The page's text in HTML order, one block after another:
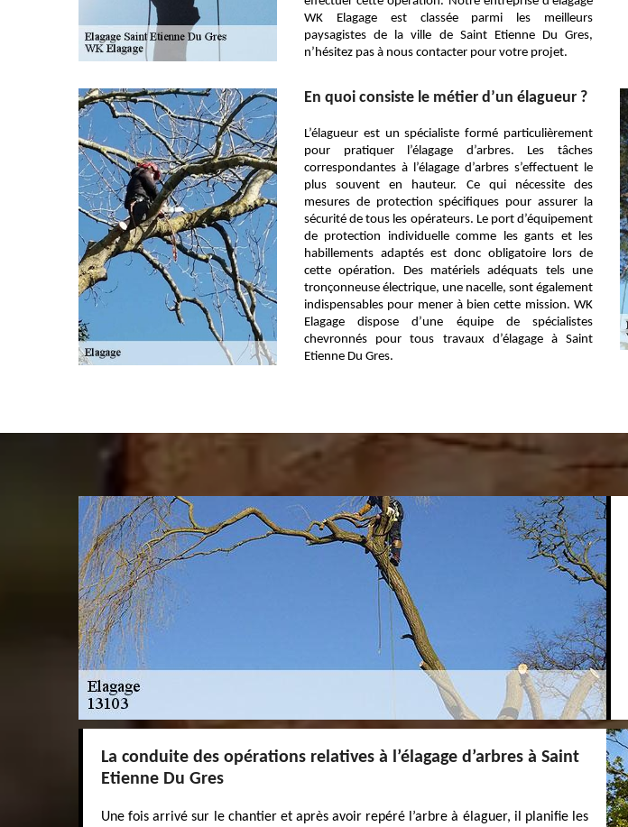
WK Elagage est classée parmi les meilleurs
paysagistes de la ville de Saint Etienne Du Gres,
n’hésitez pas à nous contacter pour votre projet.
En quoi consiste le métier d’un élagueur ?
L’élagueur est un spécialiste formé particulièrement
pour pratiquer l’élagage d’arbres. Les tâches
correspondantes à l’élagage d’arbres s’effectuent le
plus souvent en hauteur. Ce qui nécessite des
mesures de protection spécifiques pour assurer la
sécurité de tous les opérateurs. Le port d’équipement
de protection individuelle comme les gants et les
habillements adaptés est donc obligatoire lors de
cette opération. Des matériels adéquats tels une
tronçonneuse électrique, une nacelle, sont également
indispensables pour mener à bien cette mission. WK
Elagage dispose d’une équipe de spécialistes
chevronnés pour tous travaux d’élagage à Saint
Etienne Du Gres.
La conduite des opérations relatives à l’élagage d’arbres à Saint
Etienne Du Gres
Une fois arrivé sur le chantier et après avoir repéré l’arbre à élaguer, il planifie les